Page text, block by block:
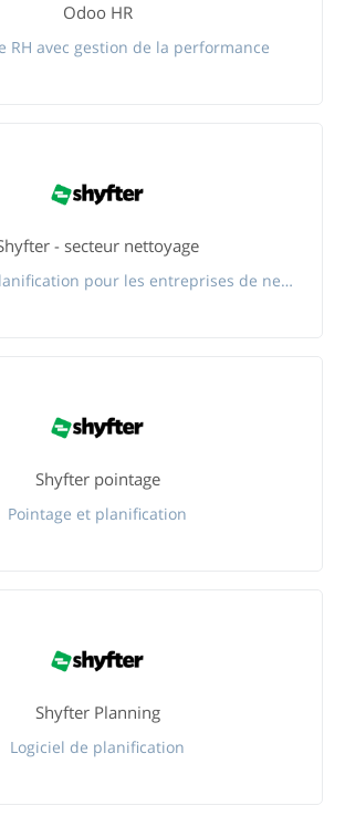
Odoo HR
RH avec gestion de la performance
- secteur nettoyage
Pointage et planification pour les entreprises de nettoyage
Shyfter pointage
Pointage et planification
Shyfter Planning
Logiciel de planification